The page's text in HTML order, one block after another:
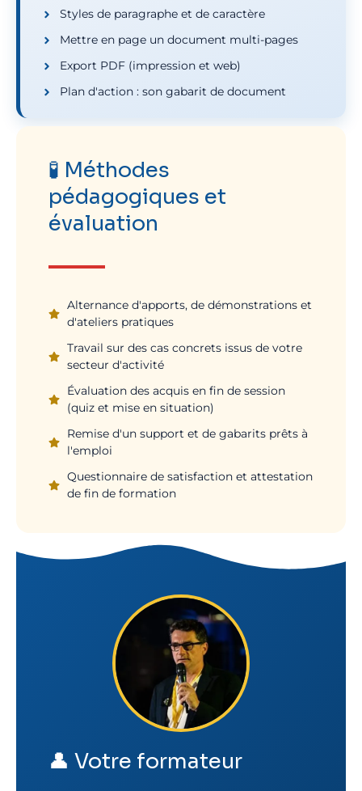
Styles de paragraphe et de caractère
Mettre en page un document multi-pages
Export PDF (impression et web)
Plan d'action : son gabarit de document
🧪 Méthodes
pédagogiques et
évaluation
Alternance d'apports, de démonstrations et
d'ateliers pratiques
Travail sur des cas concrets issus de votre
secteur d'activité
Évaluation des acquis en fin de session
(quiz et mise en situation)
Remise d'un support et de gabarits prêts à
l'emploi
Questionnaire de satisfaction et attestation
de fin de formation
👤 Votre formateur